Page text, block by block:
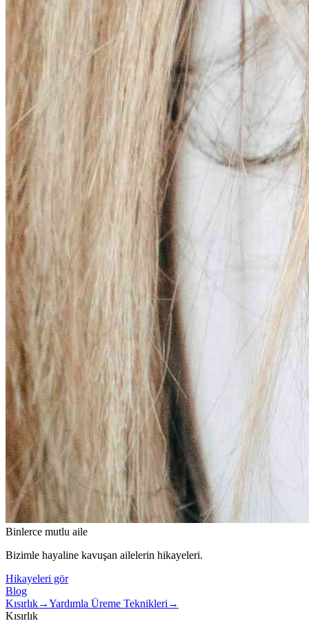
Binlerce mutlu aile
Bizimle hayaline kavuşan ailelerin hikayeleri.
Hikayeleri gör
Blog
Kısırlık→Yardımla Üreme Teknikleri →
Kısırlık